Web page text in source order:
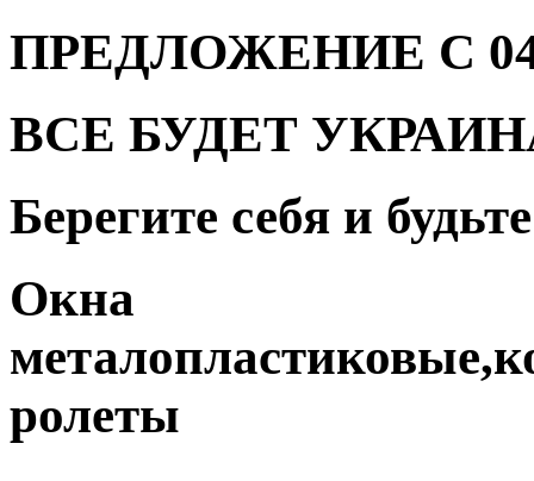
ПРЕДЛОЖЕНИЕ С
ВСЕ БУДЕТ
Берегите себя и
Окна
ролеты